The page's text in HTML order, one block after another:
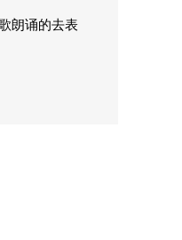
朗诵的去表